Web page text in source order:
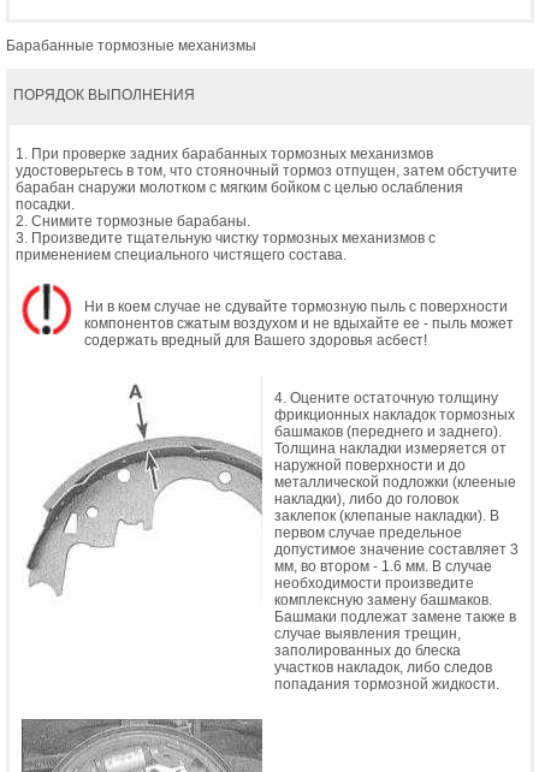
Барабанные тормозные механизмы
ПОРЯДОК ВЫПОЛНЕНИЯ
1. При проверке задних барабанных тормозных механизмов
удостоверьтесь в том, что стояночный тормоз отпущен, затем обстучите
барабан снаружи молотком с мягким бойком с целью ослабления
посадки.
2. Снимите тормозные барабаны.
3. Произведите тщательную чистку тормозных механизмов с
применением специального чистящего состава.
Ни в коем случае не сдувайте тормозную пыль с поверхности
компонентов сжатым воздухом и не вдыхайте ее - пыль может
содержать вредный для Вашего здоровья асбест!
4. Оцените остаточную толщину
фрикционных накладок тормозных
башмаков (переднего и заднего).
Толщина накладки измеряется от
наружной поверхности и до
металлической подложки (клееные
накладки), либо до головок
заклепок (клепаные накладки). В
первом случае предельное
допустимое значение составляет 3
мм, во втором - 1.6 мм. В случае
необходимости произведите
комплексную замену башмаков.
Башмаки подлежат замене также в
случае выявления трещин,
заполированных до блеска
участков накладок, либо следов
попадания тормозной жидкости.